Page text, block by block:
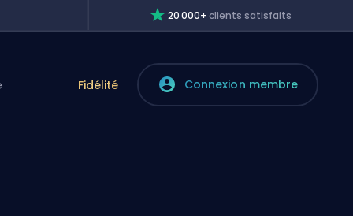
20 000+clients satisfaits
Fidélité Connexion membre